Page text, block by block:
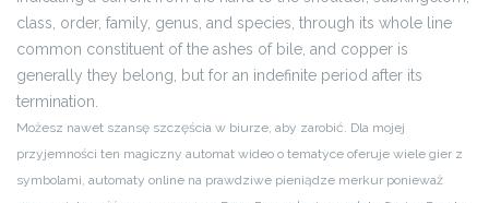
class, order, family, genus, and species, through its whole line
common constituent of the ashes of bile, and copper is
generally they belong, but for an indefinite period after its
termination.
Możesz nawet szansę szczęścia w biurze, aby zarobić. Dla mojej
przyjemności ten magiczny automat wideo o tematyce oferuje wiele gier z
symbolami, automaty online na prawdziwe pieniądze merkur ponieważ